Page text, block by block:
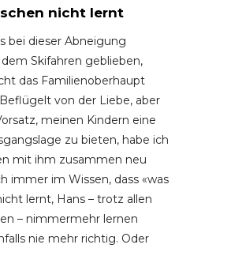
nicht lernt
bei dieser Abneigung
Skifahren geblieben,
das Familienoberhaupt
von der Liebe, aber
meinen Kindern eine
zu bieten, habe ich
mit ihm zusammen neu
immer im Wissen, dass «was
lernt, Hans – trotz allen
– nimmermehr lernen
nie mehr richtig. Oder